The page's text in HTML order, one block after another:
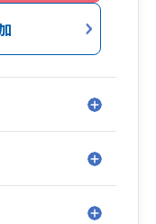
限活用して、
ービスを省力化
サービスを提供